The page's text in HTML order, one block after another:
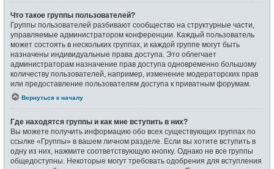
Что такое группы пользователей?
Группы пользователей разбивают сообщество на структурные части,
управляемые администратором конференции. Каждый пользователь
может состоять в нескольких группах, и каждой группе могут быть
назначены индивидуальные права доступа. Это облегчает
администраторам назначение прав доступа одновременно большому
количеству пользователей, например, изменение модераторских прав
или предоставление пользователям доступа к приватным форумам.
Вернуться к началу
Где находятся группы и как мне вступить в них?
Вы можете получить информацию обо всех существующих группах по
ссылке «Группы» в вашем личном разделе. Если вы хотите вступить в
одну из них, нажмите соответствующую кнопку. Однако не все группы
общедоступны. Некоторые могут требовать одобрения для вступления